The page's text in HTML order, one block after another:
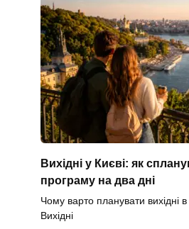
Вихідні у Києві: як
програму на два дні
Чому варто планувати вихідні в
Вихідні